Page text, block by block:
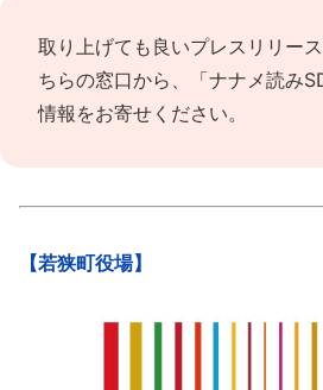
取り上げても良いプレスリリース
ちらの窓口から、「ナナメ読み
情報をお寄せください。
【若狭町役場】